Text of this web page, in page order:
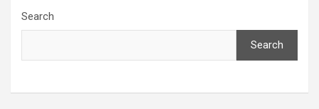
Search
Search